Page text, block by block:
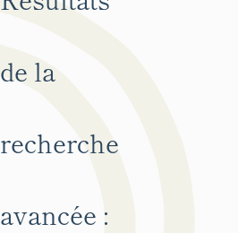
de la
recherche
avancée :